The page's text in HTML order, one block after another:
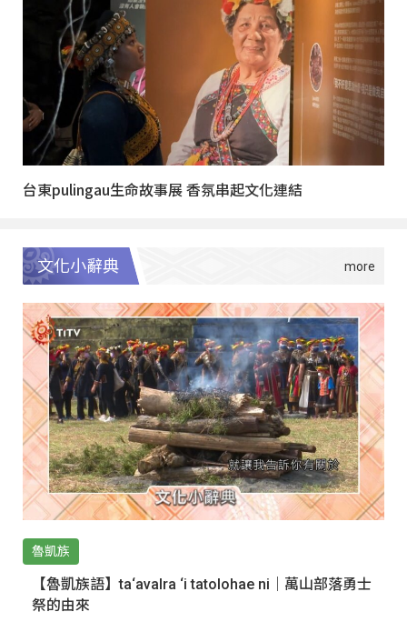
台東pulingau生命故事展 香氛串起文化連結
文化小辭典
魯凱族
【魯凱族語】ta‘avalra ‘i tatolohae ni｜萬山部落勇士
祭的由來